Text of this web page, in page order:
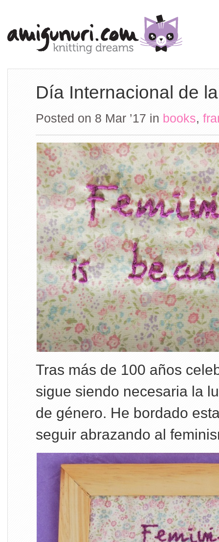
Día Internacional de
Posted on 8 Mar ’17 in books,
Tras más de 100 años
sigue siendo necesaria la
de género. He bordado
seguir abrazando al